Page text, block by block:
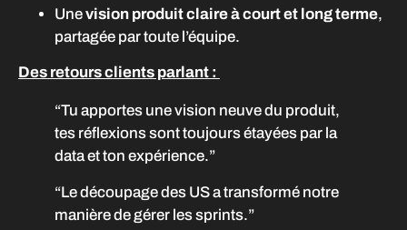
Unevision produit claire à court et long terme,
partagée par toute l’équipe.
Des retours clients parlant :
“Tu apportes une vision neuve du produit,
tes réflexions sont toujours étayées par la
data et ton expérience.”
“Le découpage des US a transformé notre
manière de gérer les sprints.”